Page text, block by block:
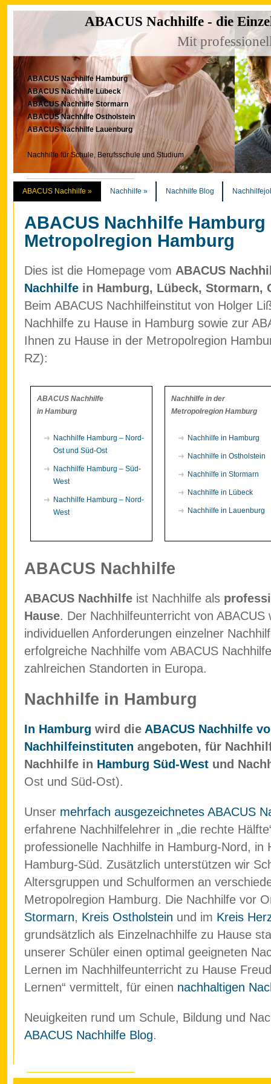
ABACUS Nachhilfe - die
Mit
ABACUS Nachhilfe Hamburg
ABACUS Nachhilfe Lübeck
ABACUS Nachhilfe Stormarn
ABACUS Nachhilfe Ostholstein
ABACUS Nachhilfe Lauenburg
Nachhilfe für Schule, Berufsschule und Studium
ABACUS Nachhilfe » Nachhilfe » Nachhilfe Blog
ABACUS Nachhilfe Hamburg
Metropolregion Hamburg
Dies ist die Homepage vom ABACUS
Nachhilfe in Hamburg, Lübeck, Stormarn,
Beim ABACUS Nachhilfeinstitut von Holger
Nachhilfe zu Hause in Hamburg sowie zur
Ihnen zu Hause in der Metropolregion
RZ):
ABACUS Nachhilfe
in Hamburg
Nachhilfe Hamburg – Nord-
Ost und Süd-Ost
Nachhilfe Hamburg – Süd-
West
Nachhilfe Hamburg – Nord-
West
Nachhilfe in der
Metropolregion Hamburg
Nachhilfe in Hamburg
Nachhilfe in Ostholstein
Nachhilfe in Stormarn
Nachhilfe in Lübeck
Nachhilfe in Lauenburg
ABACUS Nachhilfe
ABACUS Nachhilfe ist Nachhilfe als
Hause. Der Nachhilfeunterricht von
individuellen Anforderungen einzelner
erfolgreiche Nachhilfe vom ABACUS
zahlreichen Standorten in Europa.
Nachhilfe in Hamburg
In Hamburg wird die ABACUS Nachhilfe
Nachhilfeinstituten angeboten, für
Nachhilfe in Hamburg Süd-West und
Ost und Süd-Ost).
Unser mehrfach ausgezeichnetes ABACUS
erfahrene Nachhilfelehrer in „die rechte
professionelle Nachhilfe in Hamburg-Nord, in
Hamburg-Süd. Zusätzlich unterstützen wir
Altersgruppen und Schulformen an
Metropolregion Hamburg. Die Nachhilfe vor
Stormarn, Kreis Ostholstein und im Kreis
grundsätzlich als Einzelnachhilfe zu Hause
unserer Schüler einen optimal geeigneten
Lernen im Nachhilfeunterricht zu Hause
Lernen“ vermittelt, für einen nachhaltigen
Neuigkeiten rund um Schule, Bildung und
ABACUS Nachhilfe Blog.